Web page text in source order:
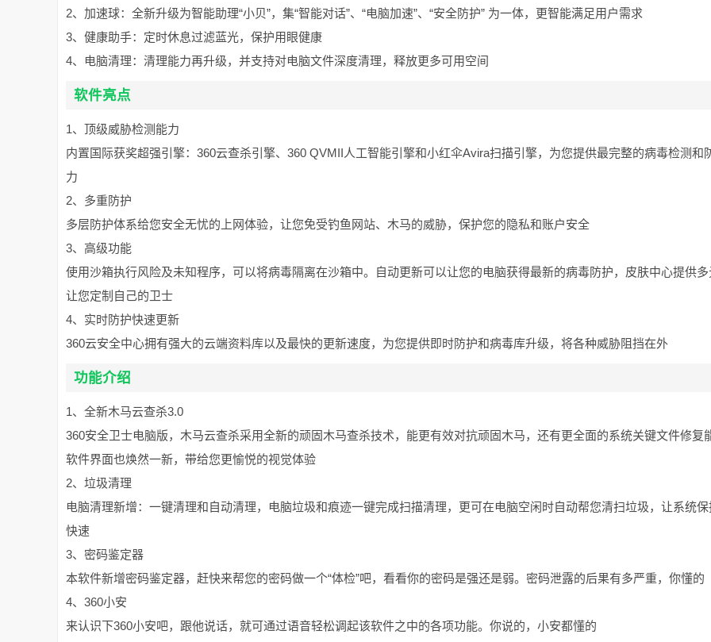
2、加速球：全新升级为智能助理“小贝”，集“智能对话”、“电脑加速”、“安全防护” 为一体，更智能满足用户需求
3、健康助手：定时休息过滤蓝光，保护用眼健康
4、电脑清理：清理能力再升级，并支持对电脑文件深度清理，释放更多可用空间
软件亮点
1、顶级威胁检测能力
内置国际获奖超强引擎：360云查杀引擎、360 QVMII人工智能引擎和小红伞Avira扫描引擎，为您提供最完整的病毒检测和
力
2、多重防护
多层防护体系给您安全无忧的上网体验，让您免受钓鱼网站、木马的威胁，保护您的隐私和账户安全
3、高级功能
使用沙箱执行风险及未知程序，可以将病毒隔离在沙箱中。自动更新可以让您的电脑获得最新的病毒防护，皮肤中心提供
让您定制自己的卫士
4、实时防护快速更新
360云安全中心拥有强大的云端资料库以及最快的更新速度，为您提供即时防护和病毒库升级，将各种威胁阻挡在外
功能介绍
1、全新木马云查杀3.0
360安全卫士电脑版，木马云查杀采用全新的顽固木马查杀技术，能更有效对抗顽固木马，还有更全面的系统关键文件修复
软件界面也焕然一新，带给您更愉悦的视觉体验
2、垃圾清理
电脑清理新增：一键清理和自动清理，电脑垃圾和痕迹一键完成扫描清理，更可在电脑空闲时自动帮您清扫垃圾，让系统
快速
3、密码鉴定器
本软件新增密码鉴定器，赶快来帮您的密码做一个“体检”吧，看看你的密码是强还是弱。密码泄露的后果有多严重，你懂的
4、360小安
来认识下360小安吧，跟他说话，就可通过语音轻松调起该软件之中的各项功能。你说的，小安都懂的